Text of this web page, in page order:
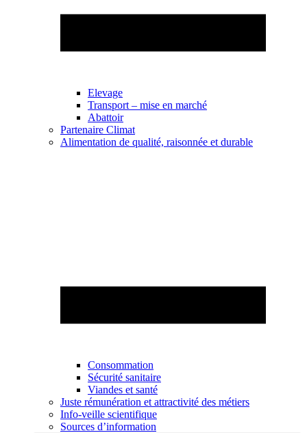
Elevage
Transport – mise en marché
Abattoir
Partenaire Climat
Alimentation de qualité, raisonnée et durable
Consommation
Sécurité sanitaire
Viandes et santé
Juste rémunération et attractivité des métiers
Info-veille scientifique
Sources d’information